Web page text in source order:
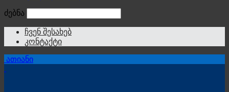
ძებნა
ჩვენ შესახებ
კონტაქტი
ათიანი